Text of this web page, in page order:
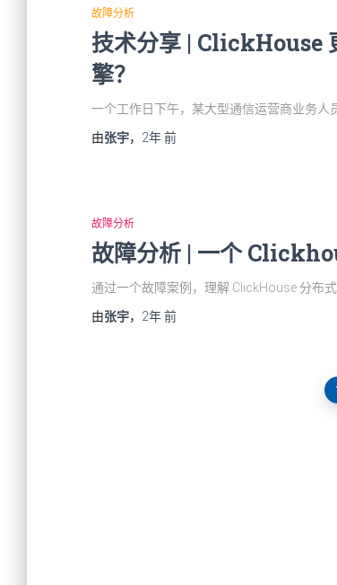
故障分析
技术分享 | ClickHouse
擎？
一个工作日下午，某大型通信运营商业务
由张宇， 2年前
故障分析
故障分析 | 一个
通过一个故障案例，理解 ClickHouse 分布
由张宇， 2年前